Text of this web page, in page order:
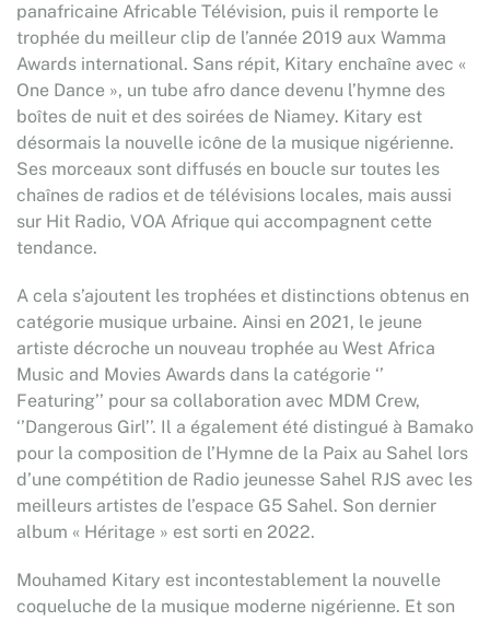
panafricaine Africable Télévision, puis il remporte le
trophée du meilleur clip de l’année 2019 aux Wamma
Awards international. Sans répit, Kitary enchaîne avec «
One Dance », un tube afro dance devenu l’hymne des
boîtes de nuit et des soirées de Niamey. Kitary est
désormais la nouvelle icône de la musique nigérienne.
Ses morceaux sont diffusés en boucle sur toutes les
chaînes de radios et de télévisions locales, mais aussi
sur Hit Radio, VOA Afrique qui accompagnent cette
tendance.
A cela s’ajoutent les trophées et distinctions obtenus en
catégorie musique urbaine. Ainsi en 2021, le jeune
artiste décroche un nouveau trophée au West Africa
Music and Movies Awards dans la catégorie ‘’
Featuring’’ pour sa collaboration avec MDM Crew,
‘’Dangerous Girl’’. Il a également été distingué à Bamako
pour la composition de l’Hymne de la Paix au Sahel lors
d’une compétition de Radio jeunesse Sahel RJS avec les
meilleurs artistes de l’espace G5 Sahel. Son dernier
album « Héritage » est sorti en 2022.
Mouhamed Kitary est incontestablement la nouvelle
coqueluche de la musique moderne nigérienne. Et son